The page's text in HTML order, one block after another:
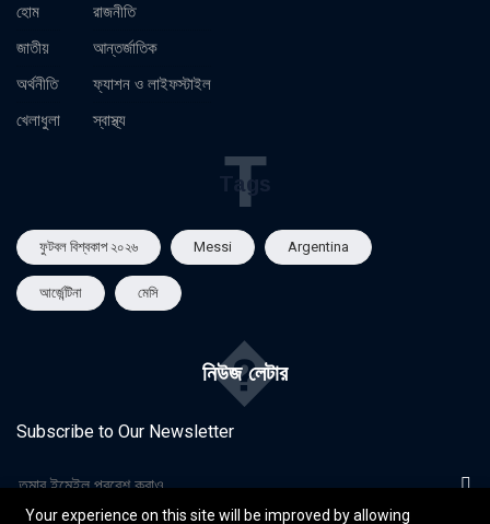
হোম
জাতীয়
অর্থনীতি
খেলাধুলা
রাজনীতি
আন্তর্জাতিক
ফ্যাশন ও লাইফস্টাইল
স্বাস্থ্য
Tags
T
ফুটবল বিশ্বকাপ ২০২৬ Messi Argentina
আর্জেন্টিনা মেসি
নিউজ লেটার
�
Subscribe to Our Newsletter
Your experience on this site will be improved by allowing